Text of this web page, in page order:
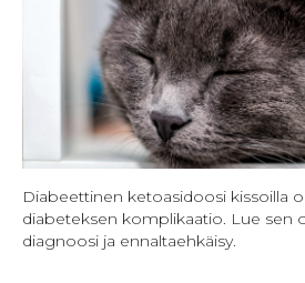
Diabeettinen ketoasidoosi kissoilla
diabeteksen komplikaatio. Lue sen
diagnoosi ja ennaltaehkäisy.